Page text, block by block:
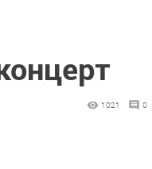
1021 0